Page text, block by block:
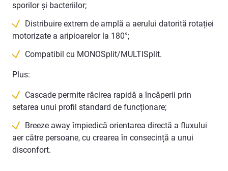
sporilor și bacteriilor;
Distribuire extrem de amplă a aerului datorită rotației
motorizate a aripioarelor la 180°;
Compatibil cu MONOSplit/MULTISplit.
Plus:
Cascade permite răcirea rapidă a încăperii prin
setarea unui profil standard de funcționare;
Breeze away împiedică orientarea directă a fluxului
aer către persoane, cu crearea în consecință a unui
disconfort.